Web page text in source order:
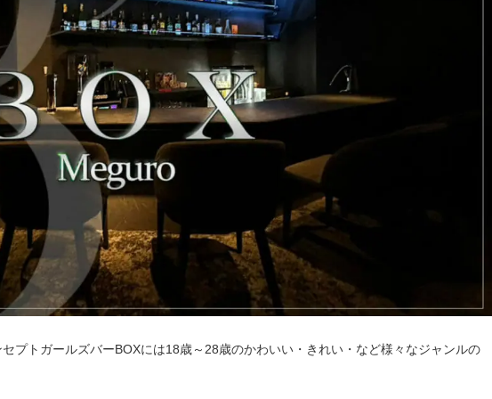
プトガールズバーBOXには18歳～28歳のかわいい・きれい・など様々なジャンルの